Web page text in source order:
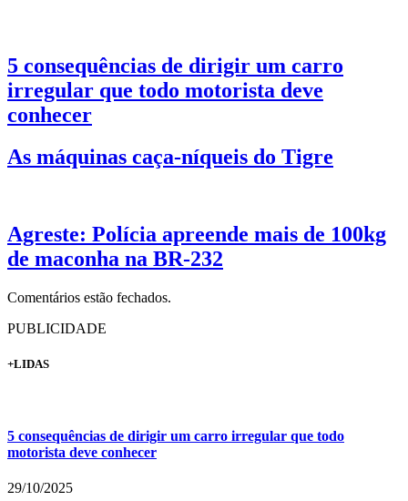
5 consequências de dirigir um carro
irregular que todo motorista deve
conhecer
As máquinas caça-níqueis do Tigre
Agreste: Polícia apreende mais de 100kg
de maconha na BR-232
Comentários estão fechados.
PUBLICIDADE
+LIDAS
5 consequências de dirigir um carro irregular que todo
motorista deve conhecer
29/10/2025